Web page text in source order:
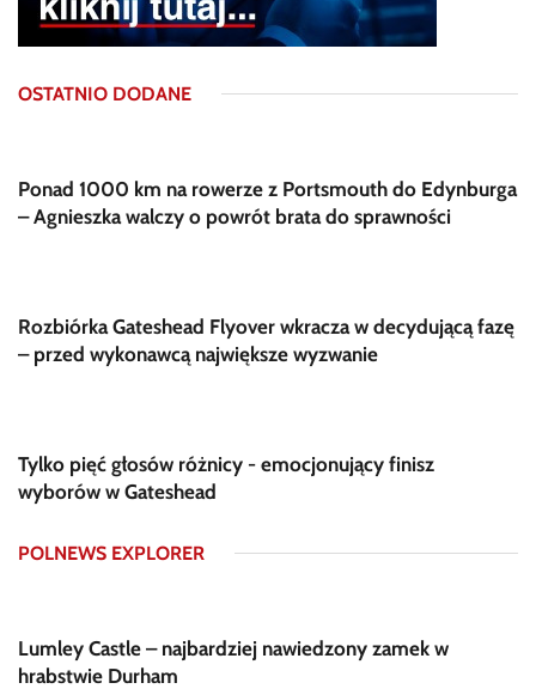
OSTATNIO DODANE
Ponad 1000 km na rowerze z Portsmouth do Edynburga
– Agnieszka walczy o powrót brata do sprawności
Rozbiórka Gateshead Flyover wkracza w decydującą fazę
– przed wykonawcą największe wyzwanie
Tylko pięć głosów różnicy - emocjonujący finisz
wyborów w Gateshead
POLNEWS EXPLORER
Lumley Castle – najbardziej nawiedzony zamek w
hrabstwie Durham